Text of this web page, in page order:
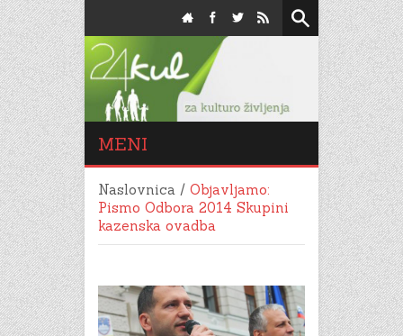
MENI
Naslovnica / Objavljamo:
Pismo Odbora 2014 Skupini
kazenska ovadba